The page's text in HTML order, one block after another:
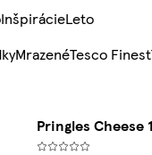
InšpirácieLeto
MrazenéTesco Finest
Pringles Cheese